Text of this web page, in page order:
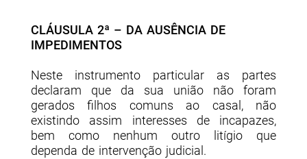
CLÁUSULA 2ª – DA AUSÊNCIA DE
IMPEDIMENTOS
Neste instrumento particular as partes
declaram que da sua união não foram
gerados filhos comuns ao casal, não
existindo assim interesses de incapazes,
bem como nenhum outro litígio que
dependa de intervenção judicial.